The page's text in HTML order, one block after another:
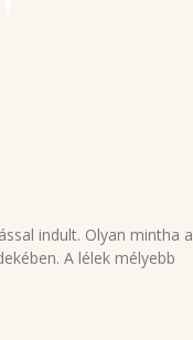
indult. Olyan mintha a
A lélek mélyebb